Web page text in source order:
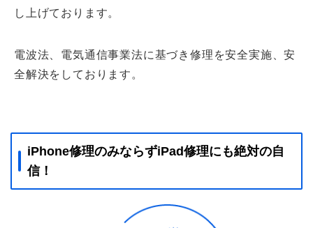
し上げております。
電波法、電気通信事業法に基づき修理を安全実施、安
全解決をしております。
iPhone修理のみならずiPad修理にも絶対の自
信！